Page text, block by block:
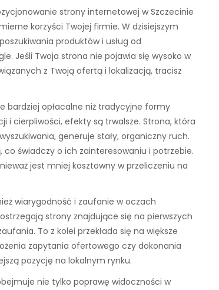
strony internetowej w Szczecinie
korzyści Twojej firmie. W dzisiejszym
produktów i usług od
Jeśli Twoja strona nie pojawia się wysoko w
z Twoją ofertą i lokalizacją, tracisz
bardziej opłacalne niż tradycyjne formy
i cierpliwości, efekty są trwalsze. Strona, która
generuje stały, organiczny ruch.
świadczy o ich zainteresowaniu i potrzebie.
jest mniej kosztowny w przeliczeniu na
wiarygodność i zaufanie w oczach
strony znajdujące się na pierwszych
To z kolei przekłada się na większe
zapytania ofertowego czy dokonania
pozycję na lokalnym rynku.
nie tylko poprawę widoczności w